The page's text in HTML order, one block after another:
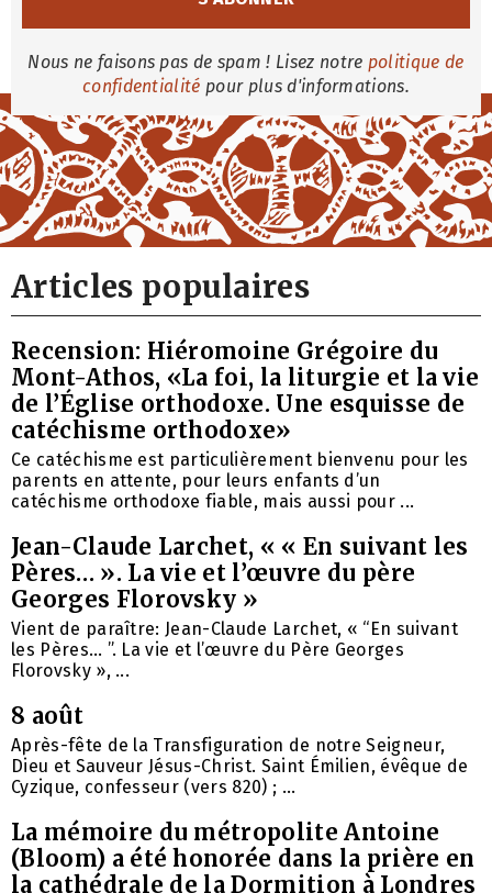
Nous ne faisons pas de spam ! Lisez notre politique de
confidentialité pour plus d'informations.
Articles populaires
Recension: Hiéromoine Grégoire du
Mont-Athos, «La foi, la liturgie et la vie
de l’Église orthodoxe. Une esquisse de
catéchisme orthodoxe»
Ce catéchisme est particulièrement bienvenu pour les
parents en attente, pour leurs enfants d’un
catéchisme orthodoxe fiable, mais aussi pour ...
Jean-Claude Larchet, « « En suivant les
Pères… ». La vie et l’œuvre du père
Georges Florovsky »
Vient de paraître: Jean-Claude Larchet, « “En suivant
les Pères… ”. La vie et l’œuvre du Père Georges
Florovsky », ...
8 août
Après-fête de la Transfiguration de notre Seigneur,
Dieu et Sauveur Jésus-Christ. Saint Émilien, évêque de
Cyzique, confesseur (vers 820) ; ...
La mémoire du métropolite Antoine
(Bloom) a été honorée dans la prière en
la cathédrale de la Dormition à Londres